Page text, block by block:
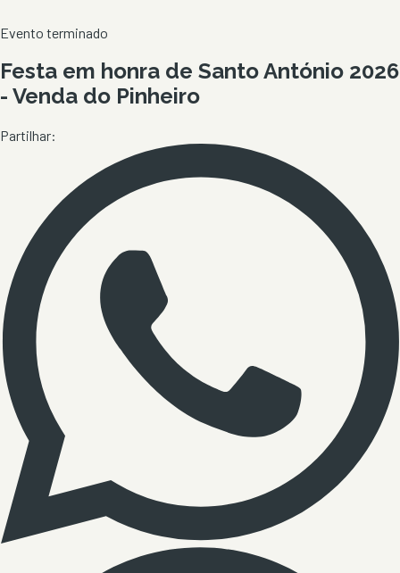
Evento terminado
Festa em honra de Santo António 2026
- Venda do Pinheiro
Partilhar: